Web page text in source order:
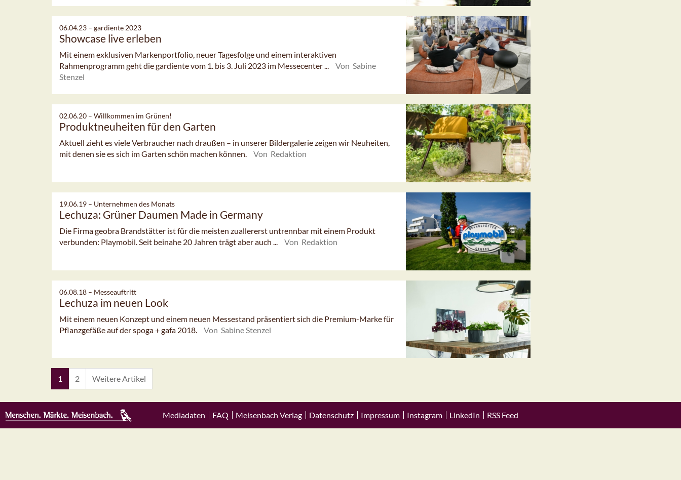
06.04.23 – gardiente 2023
Showcase live erleben
Mit einem exklusiven Markenportfolio, neuer Tagesfolge und einem interaktiven
Rahmenprogramm geht die gardiente vom 1. bis 3. Juli 2023 im Messecenter ...
Von Sabine
Stenzel
02.06.20 – Willkommen im Grünen!
Produktneuheiten für den Garten
Aktuell zieht es viele Verbraucher nach draußen – in unserer Bildergalerie zeigen wir Neuheiten,
mit denen sie es sich im Garten schön machen können.
Von Redaktion
19.06.19 – Unternehmen des Monats
Lechuza: Grüner Daumen Made in Germany
Die Firma geobra Brandstätter ist für die meisten zuallererst untrennbar mit einem Produkt
verbunden: Playmobil. Seit beinahe 20 Jahren trägt aber auch ...
Von Redaktion
06.08.18 – Messeauftritt
Lechuza im neuen Look
Mit einem neuen Konzept und einem neuen Messestand präsentiert sich die Premium-Marke für
Pflanzgefäße auf der spoga + gafa 2018.
Von Sabine Stenzel
1 2 Weitere Artikel
Mediadaten FAQ Meisenbach Verlag Datenschutz Impressum Instagram LinkedIn RSS Feed